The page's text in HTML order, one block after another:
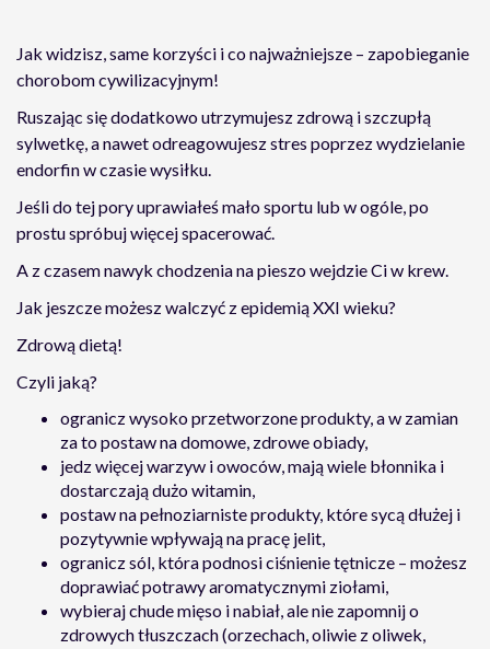
Jak widzisz, same korzyści i co najważniejsze – zapobieganie
chorobom cywilizacyjnym!
Ruszając się dodatkowo utrzymujesz zdrową i szczupłą
sylwetkę, a nawet odreagowujesz stres poprzez wydzielanie
endorfin w czasie wysiłku.
Jeśli do tej pory uprawiałeś mało sportu lub w ogóle, po
prostu spróbuj więcej spacerować.
A z czasem nawyk chodzenia na pieszo wejdzie Ci w krew.
Jak jeszcze możesz walczyć z epidemią XXI wieku?
Zdrową dietą!
Czyli jaką?
ogranicz wysoko przetworzone produkty, a w zamian
za to postaw na domowe, zdrowe obiady,
jedz więcej warzyw i owoców, mają wiele błonnika i
dostarczają dużo witamin,
postaw na pełnoziarniste produkty, które sycą dłużej i
pozytywnie wpływają na pracę jelit,
ogranicz sól, która podnosi ciśnienie tętnicze – możesz
doprawiać potrawy aromatycznymi ziołami,
wybieraj chude mięso i nabiał, ale nie zapomnij o
zdrowych tłuszczach (orzechach, oliwie z oliwek,